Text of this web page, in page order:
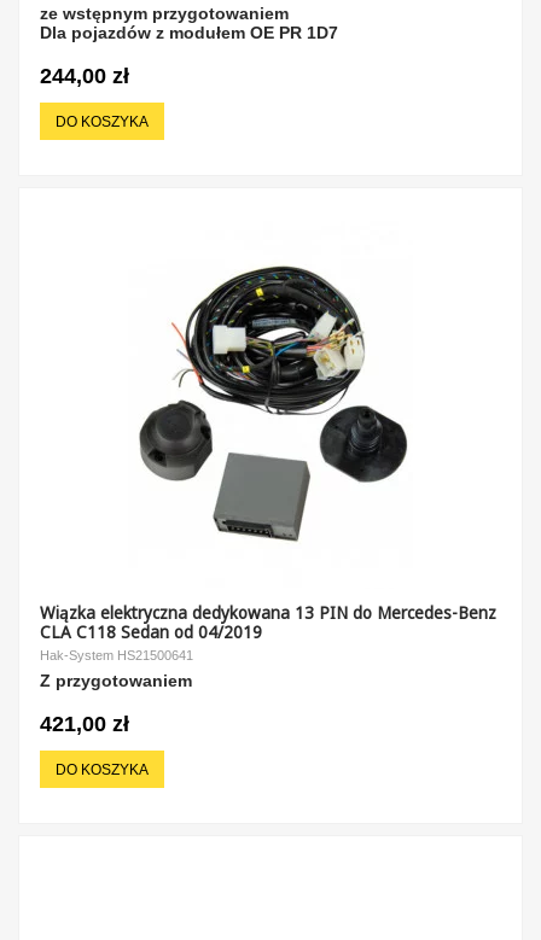
ze wstępnym przygotowaniem
Dla pojazdów z modułem OE PR 1D7
244,00 zł
DO KOSZYKA
Wiązka elektryczna dedykowana 13 PIN do Mercedes-Benz
CLA C118 Sedan od 04/2019
Hak-System HS21500641
Z przygotowaniem
421,00 zł
DO KOSZYKA